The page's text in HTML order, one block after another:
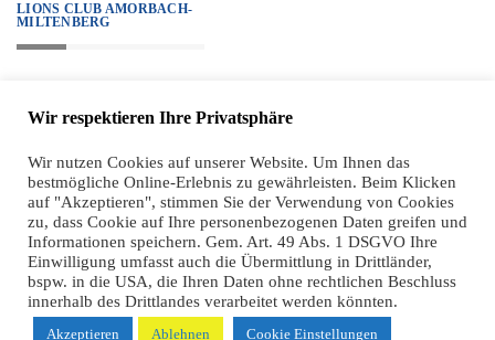
LIONS CLUB AMORBACH-
MILTENBERG
sind diesem Ziel verpflichtet. Zugleich haben wir einen hohen ethischen
Anspruch an unsere Mitglieder, der sich sehr klar in unseren Grundsätzen
widerspiegelt.
Wir respektieren Ihre Privatsphäre
Wir nutzen Cookies auf unserer Website. Um Ihnen das
bestmögliche Online-Erlebnis zu gewährleisten. Beim Klicken
auf "Akzeptieren", stimmen Sie der Verwendung von Cookies
zu, dass Cookie auf Ihre personenbezogenen Daten greifen und
Informationen speichern. Gem. Art. 49 Abs. 1 DSGVO Ihre
Einwilligung umfasst auch die Übermittlung in Drittländer,
bspw. in die USA, die Ihren Daten ohne rechtlichen Beschluss
innerhalb des Drittlandes verarbeitet werden könnten.
Akzeptieren Ablehnen Cookie Einstellungen